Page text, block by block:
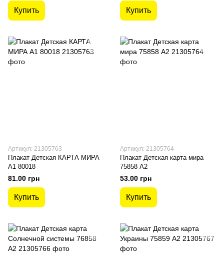
Купить Купить
Артикул: 21305763
Плакат Детская КАРТА МИРА
А1 80018
81.00 грн
Купить
Артикул: 21305764
Плакат Детская карта мира
75858 А2
53.00 грн
Купить